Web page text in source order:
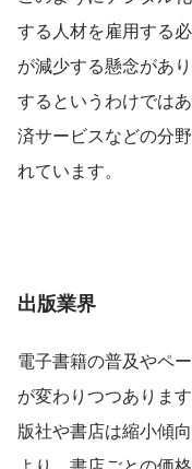
する人材を雇用する
が減少する懸念があ
するというわけでは
済サービスなどの分
れています。
出版業界
電子書籍の普及やペ
が変わりつつありま
版社や書店は縮小傾